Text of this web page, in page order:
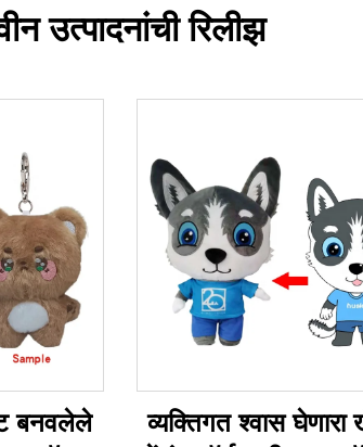
उत्पादनांची रिलीझ
बनवलेले
व्यक्तिगत श्वास घेणारा